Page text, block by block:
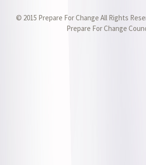
© 2015 Prepare For Change All Rights
Prepare For Change